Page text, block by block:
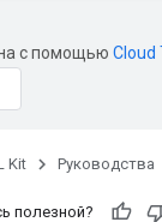
с помощью Cloud
Kit Руководства
полезной?